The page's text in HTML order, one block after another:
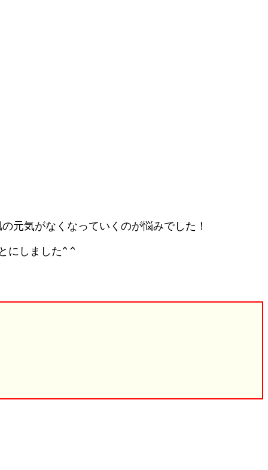
元気がなくなっていくのが悩みでした！
にしました^ ^